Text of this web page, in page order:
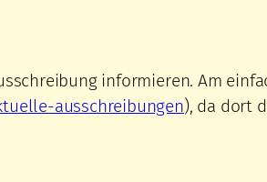
informieren. Am
ausschreibungen), da dort